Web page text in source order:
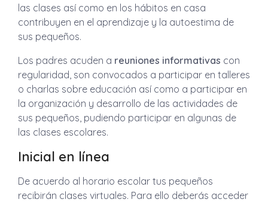
las clases así como en los hábitos en casa
contribuyen en el aprendizaje y la autoestima de
sus pequeños.
Los padres acuden a reuniones informativas con
regularidad, son convocados a participar en talleres
o charlas sobre educación así como a participar en
la organización y desarrollo de las actividades de
sus pequeños, pudiendo participar en algunas de
las clases escolares.
Inicial en línea
De acuerdo al horario escolar tus pequeños
recibirán clases virtuales. Para ello deberás acceder